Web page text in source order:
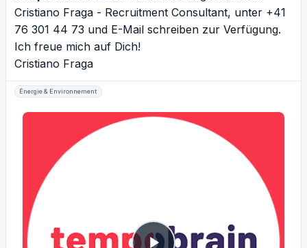
Cristiano Fraga - Recruitment Consultant, unter +41
76 301 44 73 und E-Mail schreiben zur Verfügung.
Ich freue mich auf Dich!
Cristiano Fraga
Énergie & Environnement